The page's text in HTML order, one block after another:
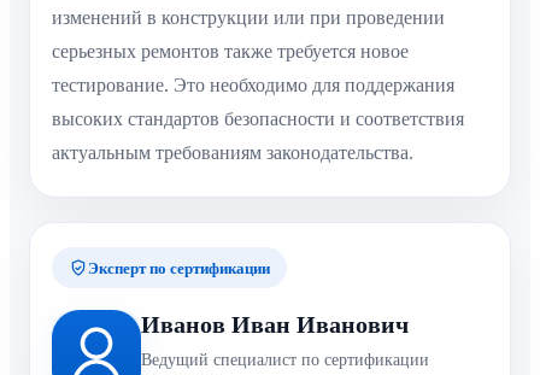
изменений в конструкции или при проведении
серьезных ремонтов также требуется новое
тестирование. Это необходимо для поддержания
высоких стандартов безопасности и соответствия
актуальным требованиям законодательства.
Эксперт по сертификации
Иванов Иван Иванович
Ведущий специалист по сертификации